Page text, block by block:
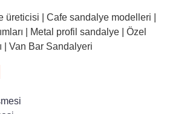
üreticisi | Cafe sandalye modelleri |
| Metal profil sandalye | Özel
| Van Bar Sandalyeri